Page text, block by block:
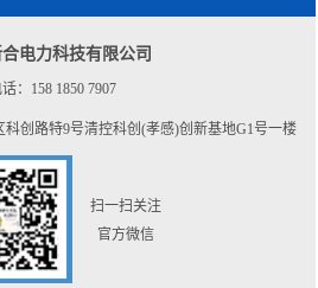
电力科技有限公司
：158 1850 7907
创路特9号清控科创(孝感)创新基地G1号一楼
扫一扫关注
官方微信